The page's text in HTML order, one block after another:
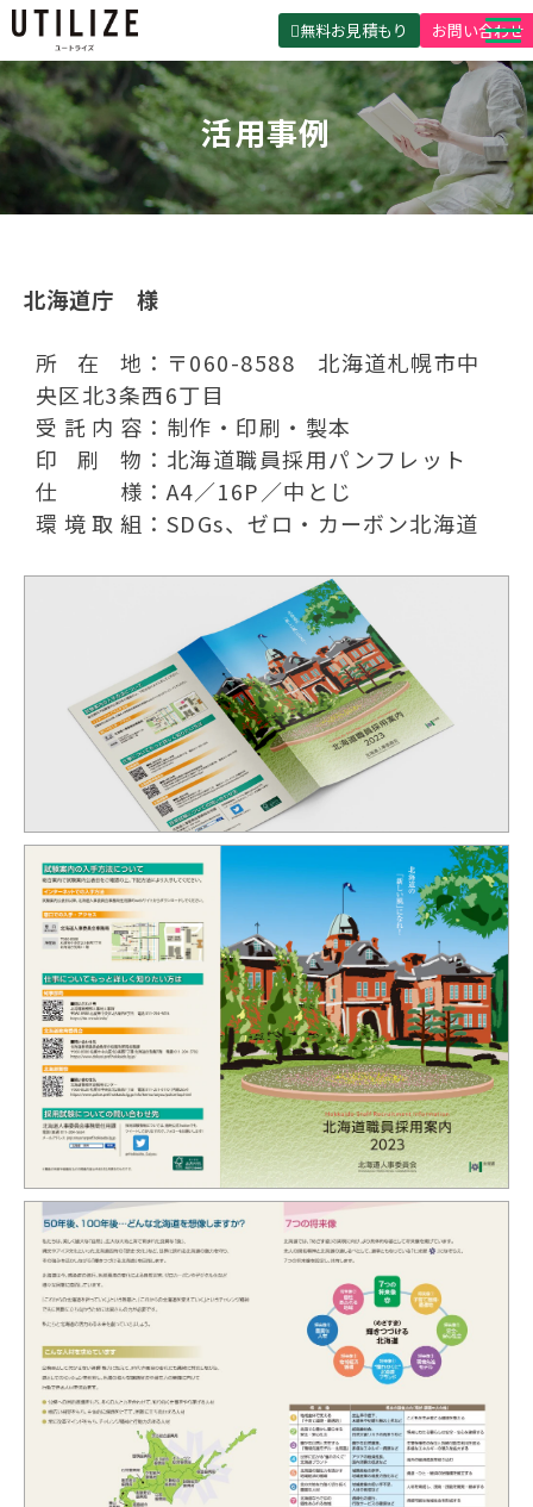
無料お見積もり お問い合わせ
UTILIZEとは
製品・サービス
無料見積ガイド
活用事例
北海道庁　様
所在地
〒060-8588 北海道札幌市中
央区北3条西6丁目
受託内容
制作・印刷・製本
印刷物
北海道職員採用パンフレット
仕様
A4／16P／中とじ
環境取組
SDGs、ゼロ・カーボン北海道